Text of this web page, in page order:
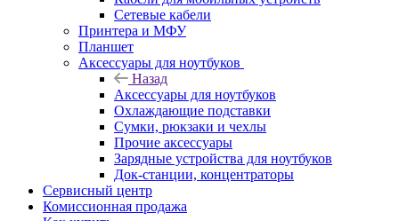
Сетевые кабели
Принтера и МФУ
Планшет
Аксессуары для ноутбуков
Назад
Аксессуары для ноутбуков
Охлаждающие подставки
Сумки, рюкзаки и чехлы
Прочие аксессуары
Зарядные устройства для ноутбуков
Док-станции, концентраторы
Сервисный центр
Комиссионная продажа